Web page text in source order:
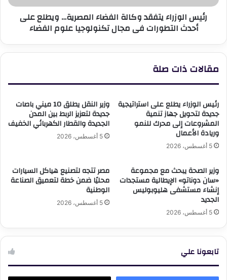
أحدث
التطورات
الفضاء
رئيس الوزراء يتفقد وكالة الفضاء المصرية… ويطلع على
أحدث التطورات فى مجال تكنولوجيا علوم الفضاء
مقالات ذات صلة
رئيس الوزراء يطلع على استراتيجية
جديدة لتحويل جهاز تنمية
المشروعات إلى محرك للنمو
وريادة الأعمال
5 أغسطس، 2026
وزير النقل يطلق 10 ميني باصات
جديدة لتعزيز الربط بين المدن
الجديدة والقطار الكهربائي الخفيف
5 أغسطس، 2026
وزير الصحة يبحث مع مجموعة
«سان دوناتو» الإيطالية مستجدات
إنشاء مستشفى هليوبوليس
الجديد
5 أغسطس، 2026
مصر تتجه لتصنيع هياكل السيارات
محليًا ضمن خطة لتعميق الصناعة
الوطنية
5 أغسطس، 2026
تابعونا علي